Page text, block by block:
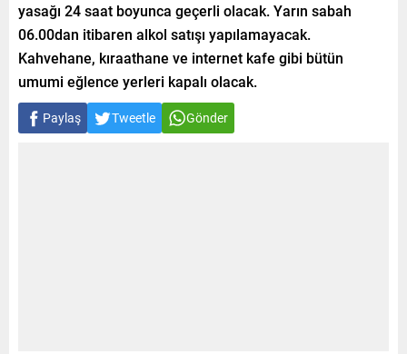
yasağı 24 saat boyunca geçerli olacak. Yarın sabah
06.00dan itibaren alkol satışı yapılamayacak.
Kahvehane, kıraathane ve internet kafe gibi bütün
umumi eğlence yerleri kapalı olacak.
Paylaş Tweetle Gönder